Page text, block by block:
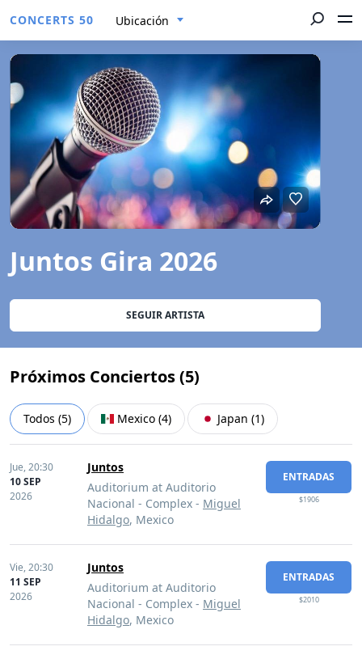
CONCERTS 50 Ubicación
Juntos Gira 2026
SEGUIR ARTISTA
Próximos Conciertos (5)
Todos (5) Mexico (4) Japan (1)
Jue,20:30
10 SEP
2026
Juntos
Auditorium at Auditorio
Nacional - Complex - Miguel
Hidalgo, Mexico
ENTRADAS
$1906
Vie,20:30
11 SEP
2026
Juntos
Auditorium at Auditorio
Nacional - Complex - Miguel
Hidalgo, Mexico
ENTRADAS
$2010